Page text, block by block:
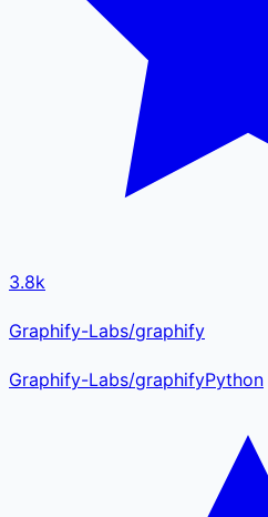
3.8k
Graphify-Labs/graphify
Graphify-Labs/graphifyPython